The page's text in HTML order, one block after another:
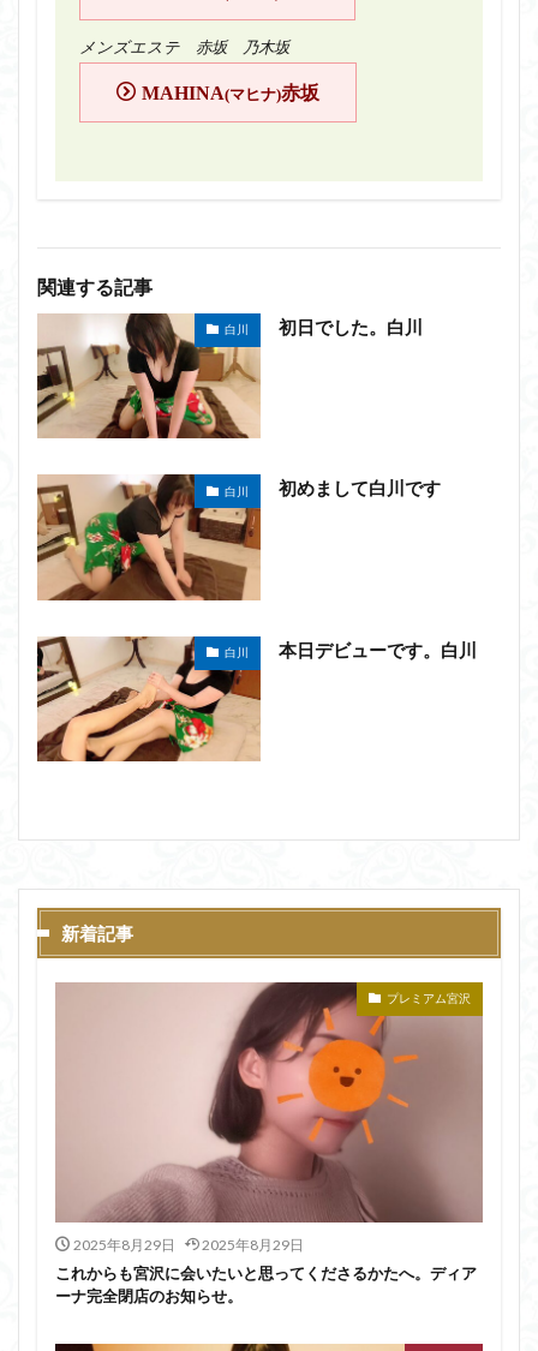
メンズエステ 赤坂 乃木坂
MAHINA(マヒナ)赤坂
関連する記事
白川 初日でした。白川
白川 初めまして白川です
白川 本日デビューです。白川
新着記事
プレミアム宮沢
2025年8月29日 2025年8月29日
これからも宮沢に会いたいと思ってくださるかたへ。ディア
ーナ完全閉店のお知らせ。